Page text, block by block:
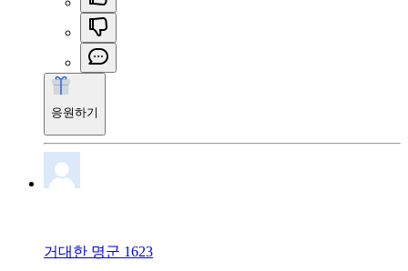
응원하기
거대한 명군 1623